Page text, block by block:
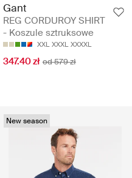
Gant
REG CORDUROY SHIRT
- Koszule sztruksowe
XXL XXXL XXXXL
347.40 zł od 579 zł
New season